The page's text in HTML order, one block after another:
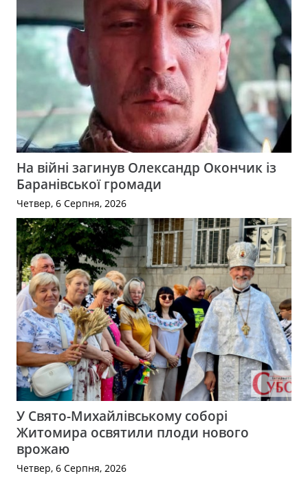
На війні загинув Олександр Окончик із
Баранівської громади
Четвер, 6 Серпня, 2026
У Свято-Михайлівському соборі
Житомира освятили плоди нового
врожаю
Четвер, 6 Серпня, 2026